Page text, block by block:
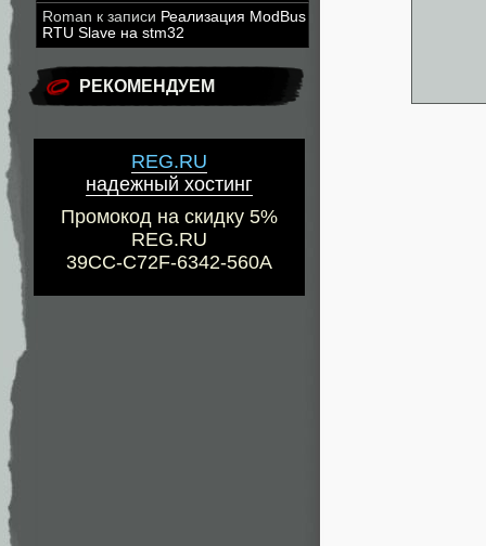
Roman к записи Реализация ModBus
RTU Slave на stm32
РЕКОМЕНДУЕМ
REG.RU
надежный хостинг
Промокод на скидку 5%
REG.RU
39CC-C72F-6342-560A